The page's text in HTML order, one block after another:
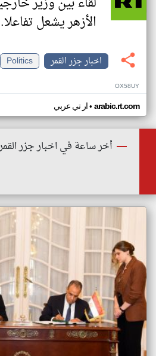
الأزهر يشعل
اخبار جزر القمر
Politics
OX58UY
ار تي عربي• arabic.rt.com
أخر ساعة في اخبار جزر